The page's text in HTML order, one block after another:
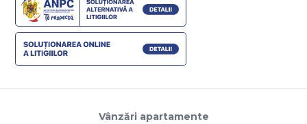
Vânzări apartamente